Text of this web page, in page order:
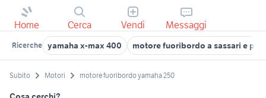
Home Cerca Vendi Messaggi
Ricerche yamaha x-max 400 motore fuoribordo a sassari e
Subito Motori motore fuoribordo yamaha 250